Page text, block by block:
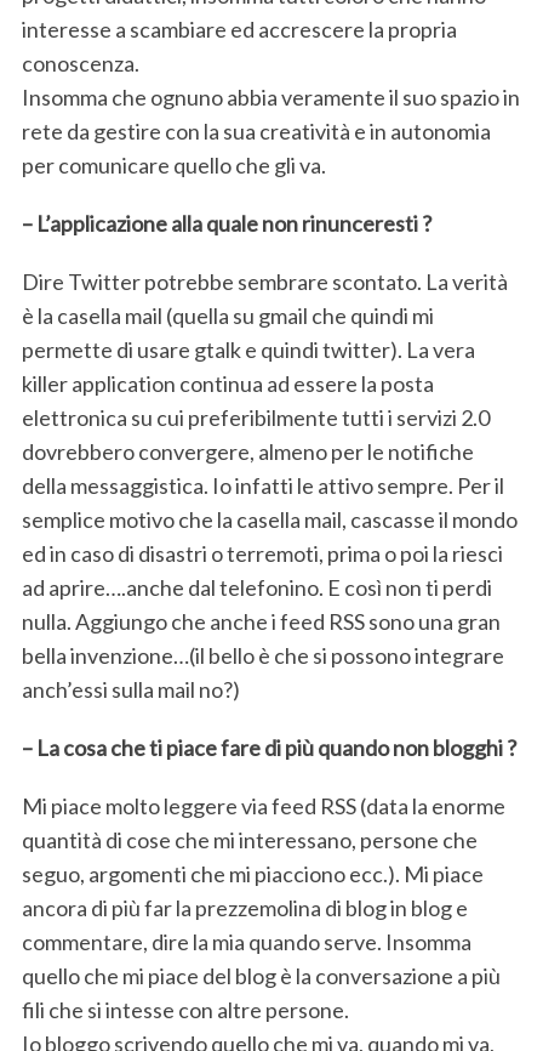
interesse a scambiare ed accrescere la propria
conoscenza.
Insomma che ognuno abbia veramente il suo spazio in
rete da gestire con la sua creatività e in autonomia
per comunicare quello che gli va.
– L’applicazione alla quale non rinunceresti ?
Dire Twitter potrebbe sembrare scontato. La verità
è la casella mail (quella su gmail che quindi mi
permette di usare gtalk e quindi twitter). La vera
killer application continua ad essere la posta
elettronica su cui preferibilmente tutti i servizi 2.0
dovrebbero convergere, almeno per le notifiche
della messaggistica. Io infatti le attivo sempre. Per il
semplice motivo che la casella mail, cascasse il mondo
ed in caso di disastri o terremoti, prima o poi la riesci
ad aprire….anche dal telefonino. E così non ti perdi
nulla. Aggiungo che anche i feed RSS sono una gran
bella invenzione…(il bello è che si possono integrare
anch’essi sulla mail no?)
– La cosa che ti piace fare di più quando non blogghi ?
Mi piace molto leggere via feed RSS (data la enorme
quantità di cose che mi interessano, persone che
seguo, argomenti che mi piacciono ecc.). Mi piace
ancora di più far la prezzemolina di blog in blog e
commentare, dire la mia quando serve. Insomma
quello che mi piace del blog è la conversazione a più
fili che si intesse con altre persone.
Io bloggo scrivendo quello che mi va, quando mi va,